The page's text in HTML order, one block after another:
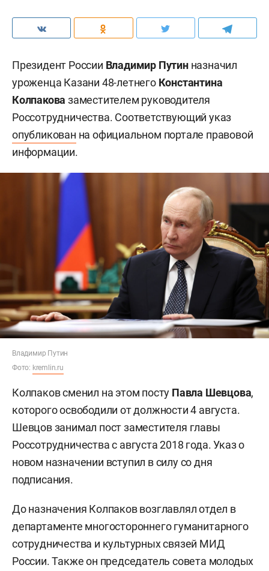
Президент России Владимир Путинназначил
уроженца Казани 48-летнего Константина
Колпакова заместителем руководителя
Россотрудничества. Соответствующий указ
опубликован на официальном портале правовой
информации.
Владимир Путин
Фото: kremlin.ru
Колпаков сменил на этом посту Павла Шевцова,
которого освободили от должности 4 августа.
Шевцов занимал пост заместителя главы
Россотрудничества с августа 2018 года. Указ о
новом назначении вступил в силу со дня
подписания.
До назначения Колпаков возглавлял отдел в
департаменте многостороннего гуманитарного
сотрудничества и культурных связей МИД
России. Также он председатель совета молодых